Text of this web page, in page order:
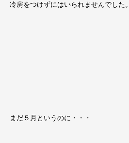
冷房をつけずにはいられませんでした。
まだ５月というのに・・・